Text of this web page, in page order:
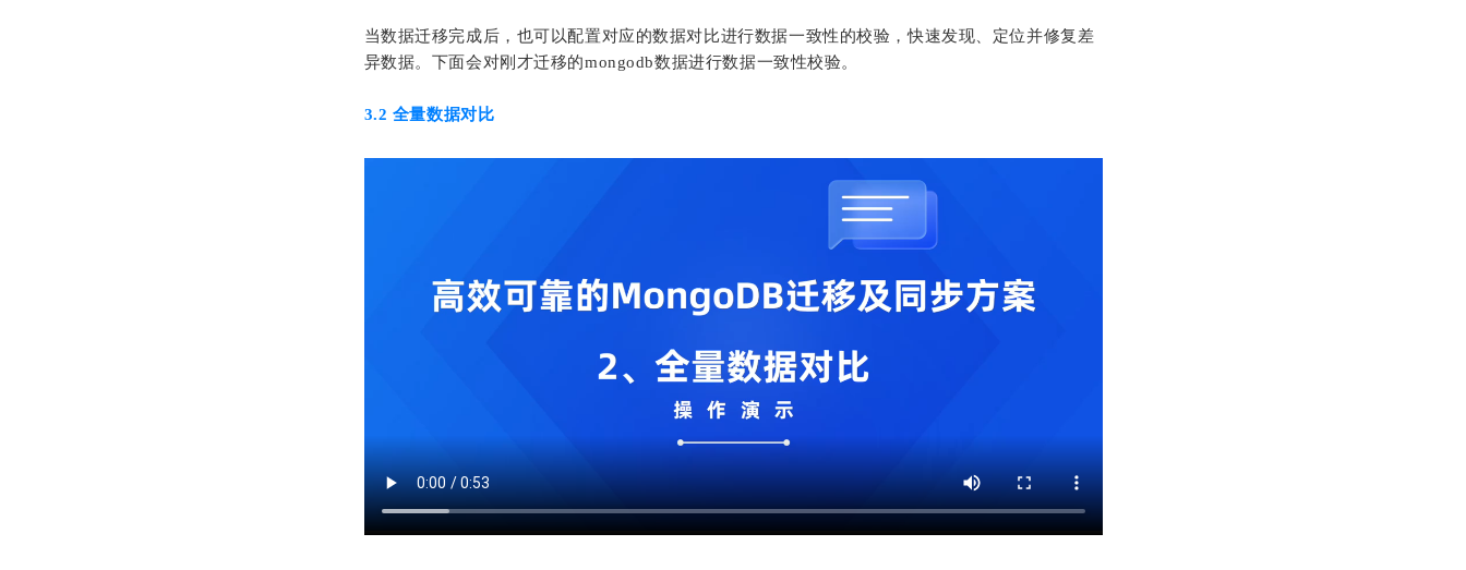
当数据迁移完成后，也可以配置对应的数据对比进行数据一致性的校验，快速发现、定位并修复差
异数据。下面会对刚才迁移的mongodb数据进行数据一致性校验。
3.2 全量数据对比